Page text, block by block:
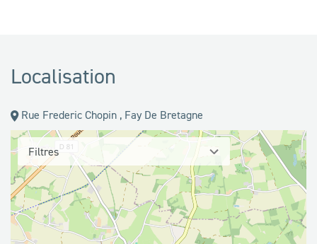
Localisation
Rue Frederic Chopin , Fay De Bretagne
Filtres